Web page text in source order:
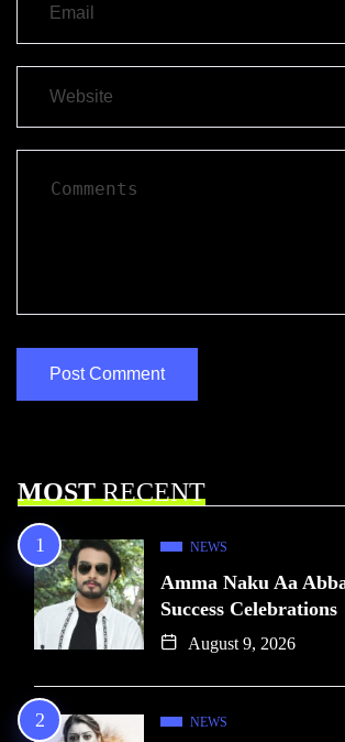
MOSTRECENT
NEWS
Amma Naku Aa
Success Celebrations
August 9, 2026
NEWS